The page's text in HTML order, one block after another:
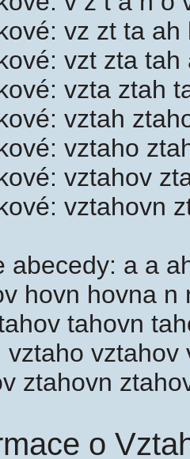
vz zt ta ah
vzt zta
vzta ztah
vztah
vztaho
vztahov
vztahovn
abecedy: a a
hovn hovna n
tahovn
vztaho vztahov
ztahovn
o